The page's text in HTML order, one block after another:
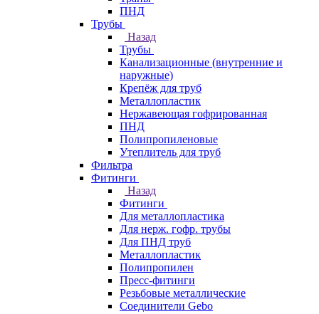
ПНД
Трубы
Назад
Трубы
Канализационные (внутренние и
наружные)
Крепёж для труб
Металлопластик
Нержавеющая гофрированная
ПНД
Полипропиленовые
Утеплитель для труб
Фильтра
Фитинги
Назад
Фитинги
Для металлопластика
Для нерж. гофр. трубы
Для ПНД труб
Металлопластик
Полипропилен
Пресс-фитинги
Резьбовые металлические
Соединители Gebo